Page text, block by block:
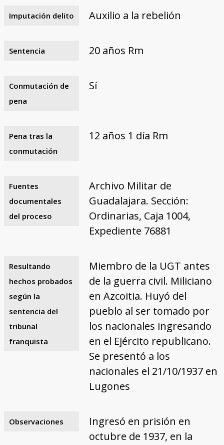
Imputación delito Auxilio a la rebelión
Sentencia 20 años Rm
Conmutación de
pena
Sí
Pena tras la
conmutación
12 años 1 día Rm
Fuentes
documentales
del proceso
Archivo Militar de
Guadalajara. Sección:
Ordinarias, Caja 1004,
Expediente 76881
Resultando
hechos probados
según la
sentencia del
tribunal
franquista
Miembro de la UGT antes
de la guerra civil. Miliciano
en Azcoitia. Huyó del
pueblo al ser tomado por
los nacionales ingresando
en el Ejército republicano.
Se presentó a los
nacionales el 21/10/1937 en
Lugones
Observaciones
Ingresó en prisión en
octubre de 1937, en la